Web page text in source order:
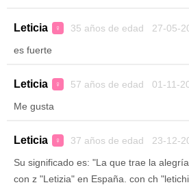
Leticia ♀ 35 años de edad 27-05-
es fuerte
Leticia ♀ 57 años de edad 01-11-
Me gusta
Leticia ♀ 37 años de edad 23-12-
Su significado es: "La que trae la
con z "Letizia" en España. con ch